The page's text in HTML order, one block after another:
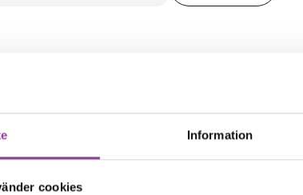
Information
cookies
modell